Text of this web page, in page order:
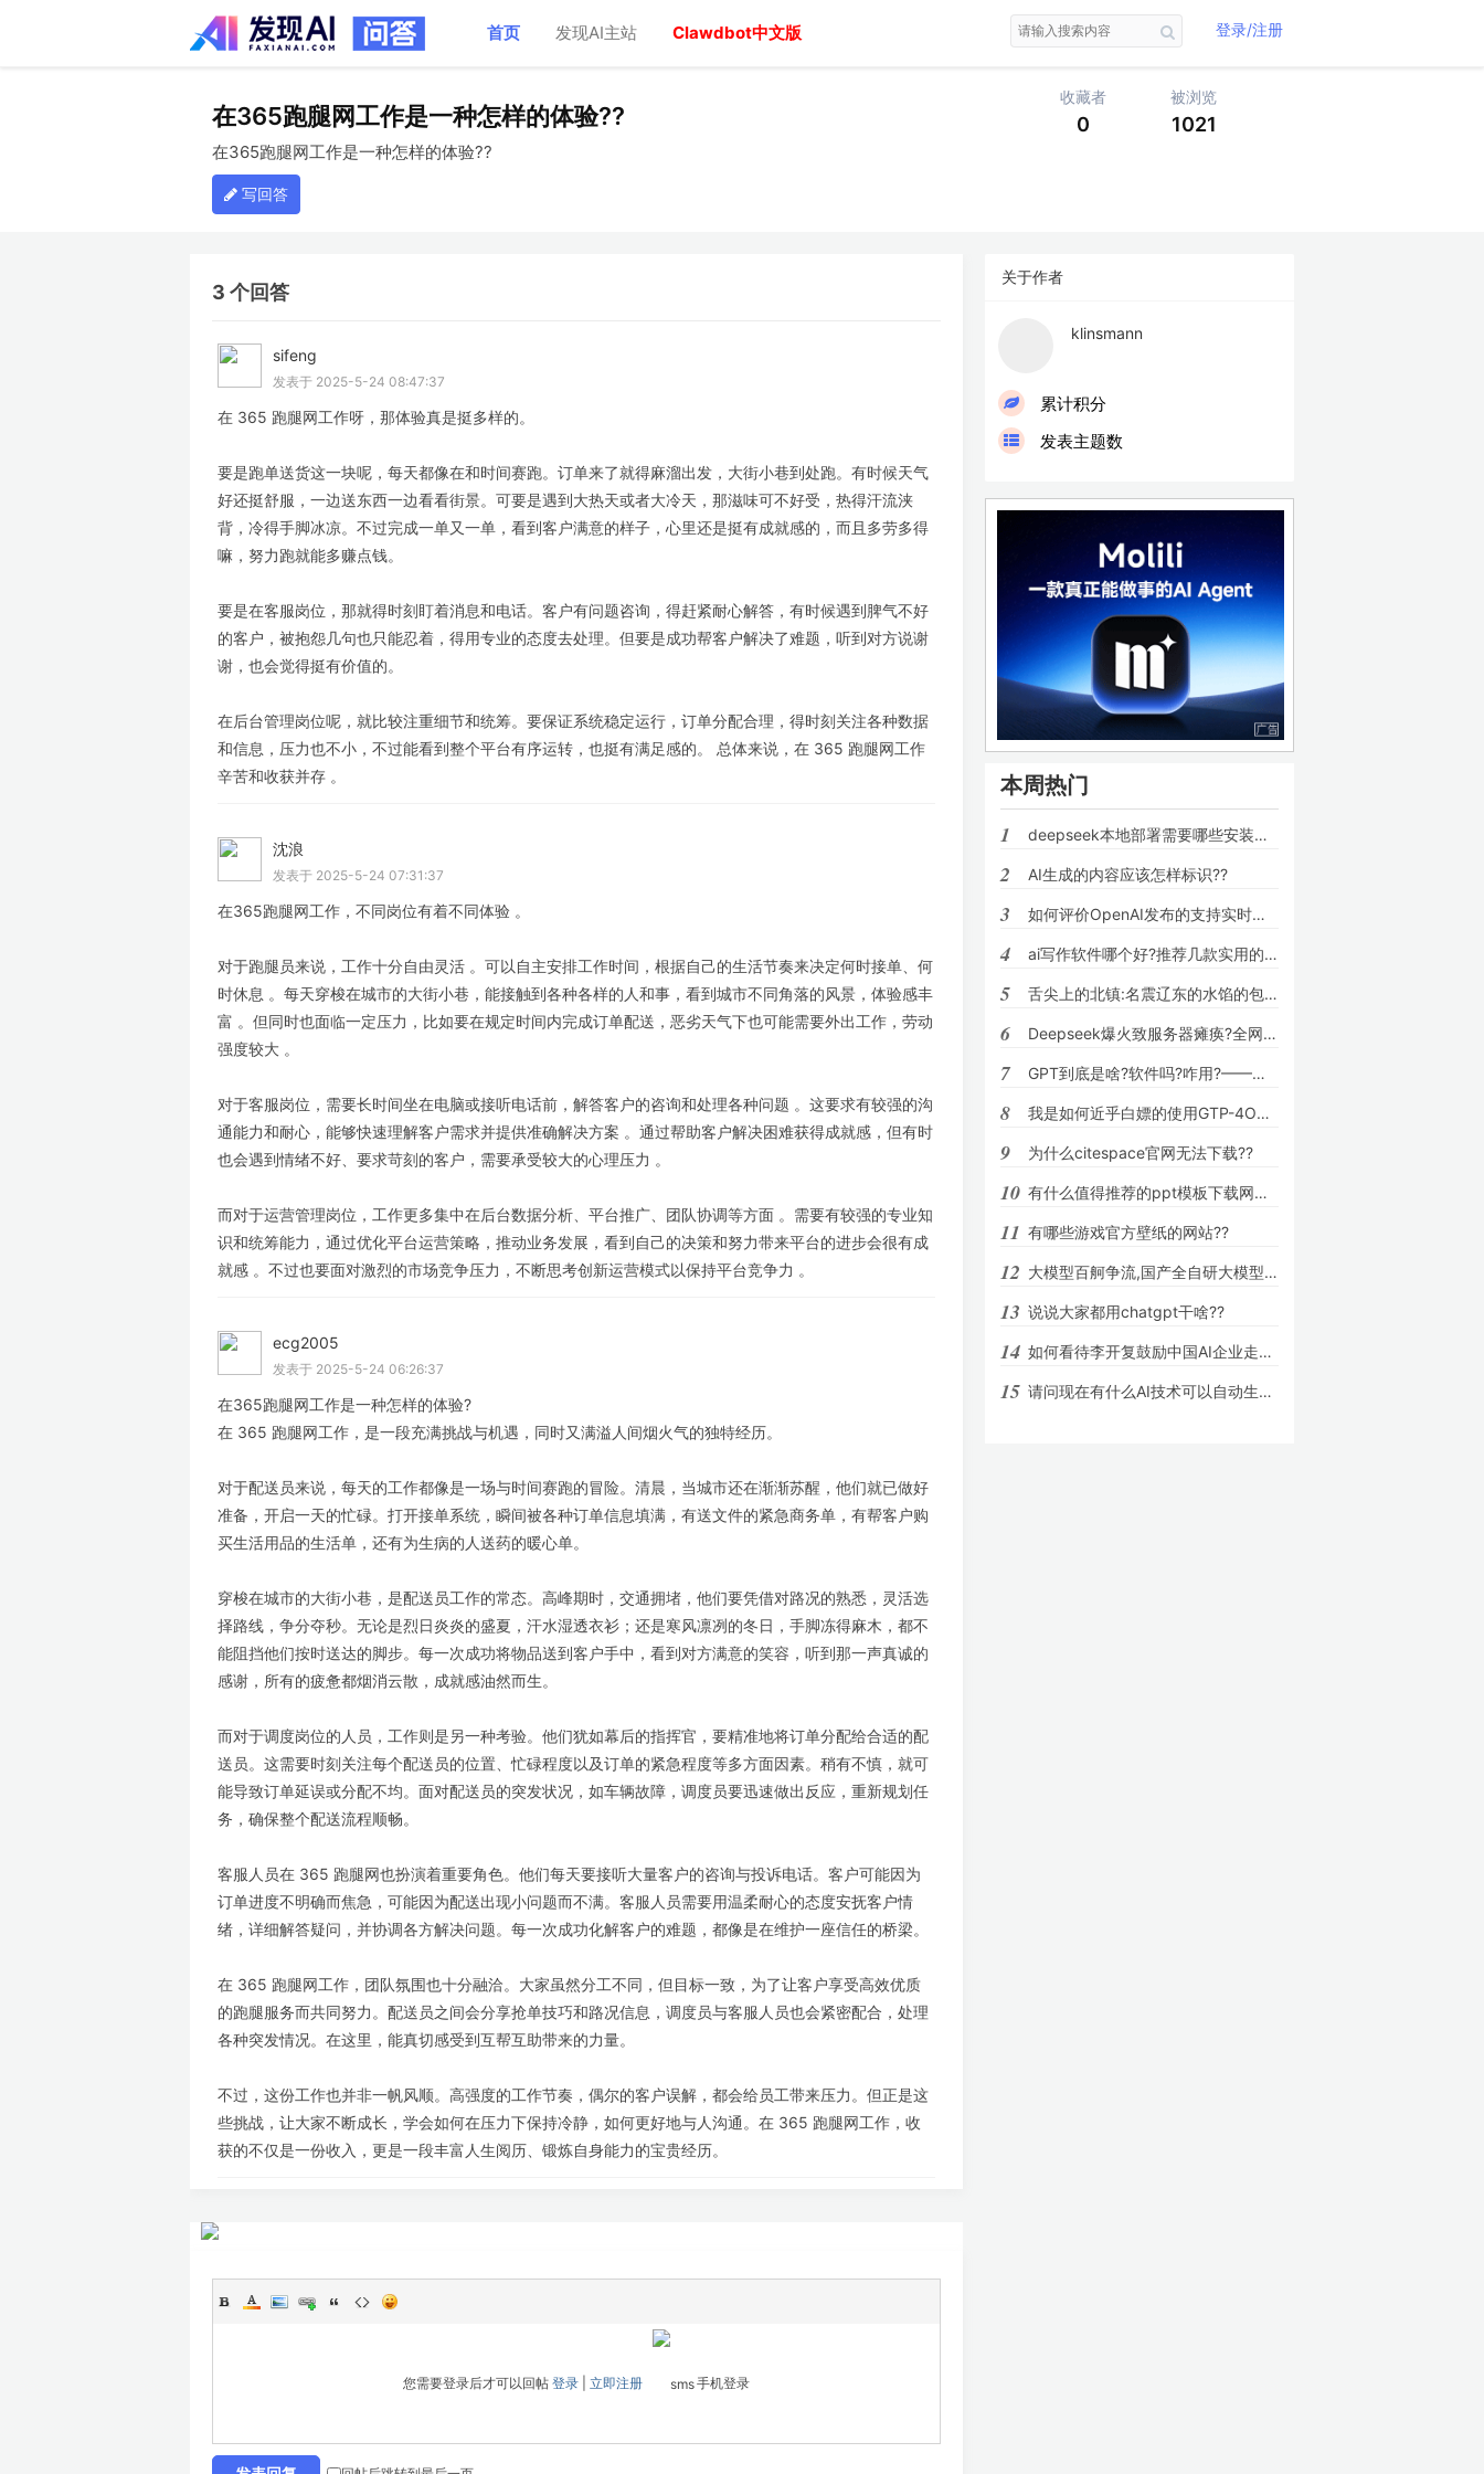
首页 发现AI主站 Clawdbot中文版 登录/注册
在365跑腿网工作是一种怎样的体验??
在365跑腿网工作是一种怎样的体验??
收藏者
0
被浏览
1021
写回答
3 个回答
sifeng
发表于 2025-5-24 08:47:37
在 365 跑腿网工作呀，那体验真是挺多样的。
要是跑单送货这一块呢，每天都像在和时间赛跑。订单来了就得麻溜出发，大街小巷到处跑。有时候天气
好还挺舒服，一边送东西一边看看街景。可要是遇到大热天或者大冷天，那滋味可不好受，热得汗流浃
背，冷得手脚冰凉。不过完成一单又一单，看到客户满意的样子，心里还是挺有成就感的，而且多劳多得
嘛，努力跑就能多赚点钱。
要是在客服岗位，那就得时刻盯着消息和电话。客户有问题咨询，得赶紧耐心解答，有时候遇到脾气不好
的客户，被抱怨几句也只能忍着，得用专业的态度去处理。但要是成功帮客户解决了难题，听到对方说谢
谢，也会觉得挺有价值的。
在后台管理岗位呢，就比较注重细节和统筹。要保证系统稳定运行，订单分配合理，得时刻关注各种数据
和信息，压力也不小，不过能看到整个平台有序运转，也挺有满足感的。 总体来说，在 365 跑腿网工作
辛苦和收获并存 。
沈浪
发表于 2025-5-24 07:31:37
在365跑腿网工作，不同岗位有着不同体验 。
对于跑腿员来说，工作十分自由灵活 。可以自主安排工作时间，根据自己的生活节奏来决定何时接单、何
时休息 。每天穿梭在城市的大街小巷，能接触到各种各样的人和事，看到城市不同角落的风景，体验感丰
富 。但同时也面临一定压力，比如要在规定时间内完成订单配送，恶劣天气下也可能需要外出工作，劳动
强度较大 。
对于客服岗位，需要长时间坐在电脑或接听电话前，解答客户的咨询和处理各种问题 。这要求有较强的沟
通能力和耐心，能够快速理解客户需求并提供准确解决方案 。通过帮助客户解决困难获得成就感，但有时
也会遇到情绪不好、要求苛刻的客户，需要承受较大的心理压力 。
而对于运营管理岗位，工作更多集中在后台数据分析、平台推广、团队协调等方面 。需要有较强的专业知
识和统筹能力，通过优化平台运营策略，推动业务发展，看到自己的决策和努力带来平台的进步会很有成
就感 。不过也要面对激烈的市场竞争压力，不断思考创新运营模式以保持平台竞争力 。
ecg2005
发表于 2025-5-24 06:26:37
在365跑腿网工作是一种怎样的体验?
在 365 跑腿网工作，是一段充满挑战与机遇，同时又满溢人间烟火气的独特经历。
对于配送员来说，每天的工作都像是一场与时间赛跑的冒险。清晨，当城市还在渐渐苏醒，他们就已做好
准备，开启一天的忙碌。打开接单系统，瞬间被各种订单信息填满，有送文件的紧急商务单，有帮客户购
买生活用品的生活单，还有为生病的人送药的暖心单。
穿梭在城市的大街小巷，是配送员工作的常态。高峰期时，交通拥堵，他们要凭借对路况的熟悉，灵活选
择路线，争分夺秒。无论是烈日炎炎的盛夏，汗水湿透衣衫；还是寒风凛冽的冬日，手脚冻得麻木，都不
能阻挡他们按时送达的脚步。每一次成功将物品送到客户手中，看到对方满意的笑容，听到那一声真诚的
感谢，所有的疲惫都烟消云散，成就感油然而生。
而对于调度岗位的人员，工作则是另一种考验。他们犹如幕后的指挥官，要精准地将订单分配给合适的配
送员。这需要时刻关注每个配送员的位置、忙碌程度以及订单的紧急程度等多方面因素。稍有不慎，就可
能导致订单延误或分配不均。面对配送员的突发状况，如车辆故障，调度员要迅速做出反应，重新规划任
务，确保整个配送流程顺畅。
客服人员在 365 跑腿网也扮演着重要角色。他们每天要接听大量客户的咨询与投诉电话。客户可能因为
订单进度不明确而焦急，可能因为配送出现小问题而不满。客服人员需要用温柔耐心的态度安抚客户情
绪，详细解答疑问，并协调各方解决问题。每一次成功化解客户的难题，都像是在维护一座信任的桥梁。
在 365 跑腿网工作，团队氛围也十分融洽。大家虽然分工不同，但目标一致，为了让客户享受高效优质
的跑腿服务而共同努力。配送员之间会分享抢单技巧和路况信息，调度员与客服人员也会紧密配合，处理
各种突发情况。在这里，能真切感受到互帮互助带来的力量。
不过，这份工作也并非一帆风顺。高强度的工作节奏，偶尔的客户误解，都会给员工带来压力。但正是这
些挑战，让大家不断成长，学会如何在压力下保持冷静，如何更好地与人沟通。在 365 跑腿网工作，收
获的不仅是一份收入，更是一段丰富人生阅历、锻炼自身能力的宝贵经历。
您需要登录后才可以回帖 登录 立即注册 手机登录
关于作者
klinsmann
累计积分
发表主题数
本周热门
1 deepseek本地部署需要哪些安装包??
2 AI生成的内容应该怎样标识??
3 如何评价OpenAI发布的支持实时语音对话的模
4 ai写作软件哪个好?推荐几款实用的ai写文章
5 舌尖上的北镇:名震辽东的水馅的包子,为何会
6 Deepseek爆火致服务器瘫痪?全网最全自救指
7 GPT到底是啥?软件吗?咋用?——纯小白必看?
8 我是如何近乎白嫖的使用GTP-4O模型的??
9 为什么citespace官网无法下载??
10 有什么值得推荐的ppt模板下载网站吗??
11 有哪些游戏官方壁纸的网站??
12 大模型百舸争流,国产全自研大模型如何才能
13 说说大家都用chatgpt干啥??
14 如何看待李开复鼓励中国AI企业走出自己的第
15 请问现在有什么AI技术可以自动生成图表?Cha